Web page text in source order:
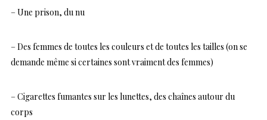
– Une prison, du nu
– Des femmes de toutes les couleurs et de toutes les tailles (on se
demande même si certaines sont vraiment des femmes)
– Cigarettes fumantes sur les lunettes, des chaînes autour du
corps